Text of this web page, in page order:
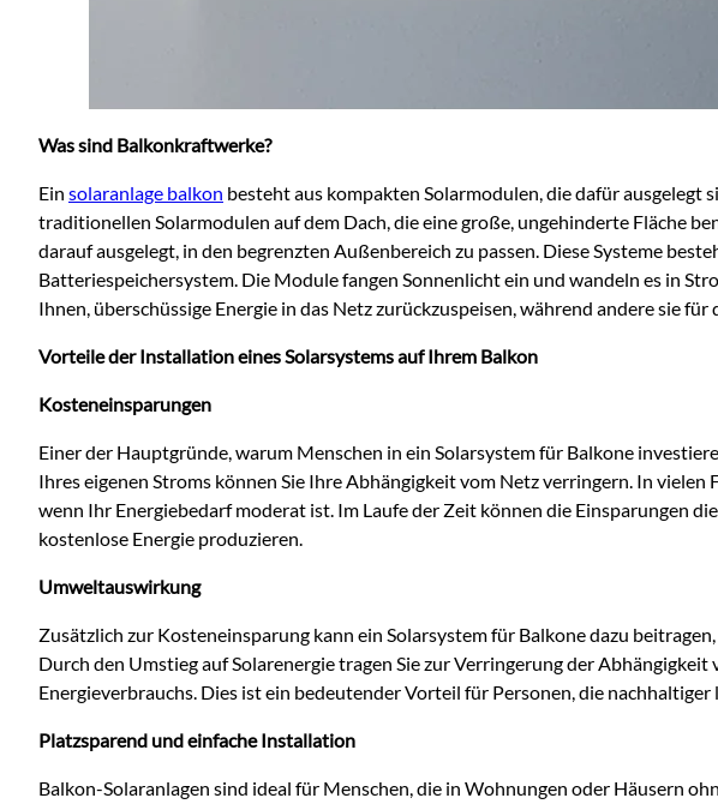
Was sind Balkonkraftwerke?
Ein solaranlage balkon besteht aus kompakten Solarmodulen, die dafür ausgelegt
traditionellen Solarmodulen auf dem Dach, die eine große, ungehinderte Fläche
darauf ausgelegt, in den begrenzten Außenbereich zu passen. Diese Systeme
Batteriespeichersystem. Die Module fangen Sonnenlicht ein und wandeln es in
Ihnen, überschüssige Energie in das Netz zurückzuspeisen, während andere sie
Vorteile der Installation eines Solarsystems auf Ihrem Balkon
Kosteneinsparungen
Einer der Hauptgründe, warum Menschen in ein Solarsystem für Balkone
Ihres eigenen Stroms können Sie Ihre Abhängigkeit vom Netz verringern. In
wenn Ihr Energiebedarf moderat ist. Im Laufe der Zeit können die Einsparungen
kostenlose Energie produzieren.
Umweltauswirkung
Zusätzlich zur Kosteneinsparung kann ein Solarsystem für Balkone dazu
Durch den Umstieg auf Solarenergie tragen Sie zur Verringerung der
Energieverbrauchs. Dies ist ein bedeutender Vorteil für Personen, die
Platzsparend und einfache Installation
Balkon-Solaranlagen sind ideal für Menschen, die in Wohnungen oder Häusern